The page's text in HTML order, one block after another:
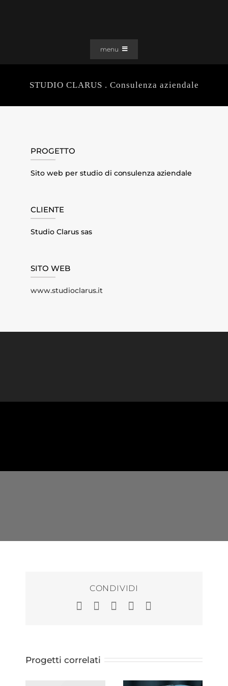
menu
STUDIO CLARUS . Consulenza aziendale
PROGETTO
Sito web per studio di consulenza aziendale
CLIENTE
Studio Clarus sas
SITO WEB
www.studioclarus.it
CONDIVIDI
Facebook
LinkedInWhatsApp
Pinterest
Progetti correlati